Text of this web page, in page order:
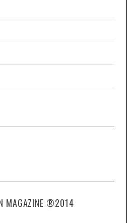
MAGAZINE ®2014